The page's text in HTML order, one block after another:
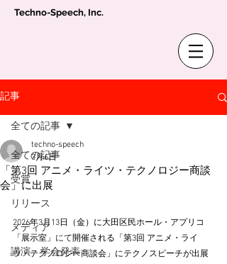
Techno-Speech, Inc.
記事
全ての記事
受賞
リリース
メディア
講演・学会発表
全ての記事
「第3回 アニメ・ライツ・テクノロジー商談
会」に出展
techno-speech
3月6日
2026年3月13日（金）に大田区民ホール・アプリコ
「展示室」 にて開催される「第3回 アニメ・ライ
ツ・テクノロジー商談会」にテクノスピーチが出展